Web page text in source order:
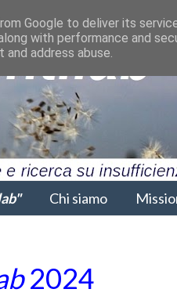
Chi siamo
2024
Google to deliver its
with performance and
address abuse.